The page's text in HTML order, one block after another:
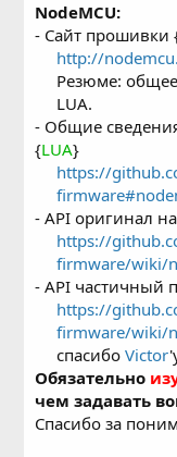
NodeMCU:
- Сайт прошивки
http://
Резюме:
LUA.​
- Общие
{LUA}
https://
- API оригинал
https://
firmware/wiki/
- API частичный
https://
firmware/wiki/
спасибоVictor
Обязательно
чем задавать
Спасибо за